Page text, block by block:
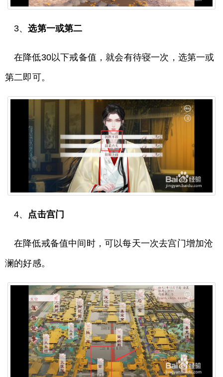
3、选第一或第二
在降低30以下戒备值，就会有待寝一次，选第一或
第二即可。
4、 点击宫门
在降低戒备值中间时，可以每天一次去宫门增加沧
澜的好感。